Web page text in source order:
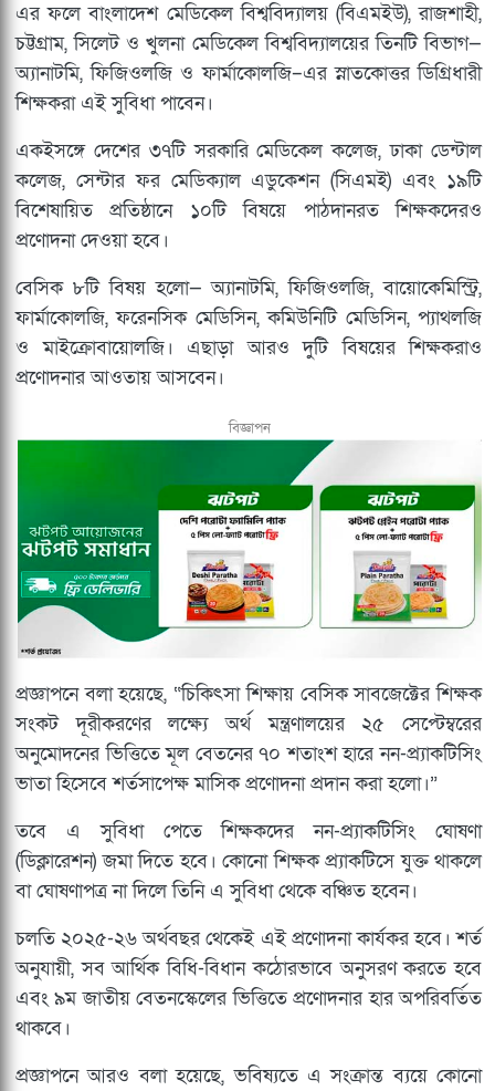
এর ফলে বাংলাদেশ মেডিকেল বিশ্ববিদ্যালয় (বিএমইউ), রাজশাহী,
চট্টগ্রাম, সিলেট ও খুলনা মেডিকেল বিশ্ববিদ্যালয়ের তিনটি বিভাগ—
অ্যানাটমি, ফিজিওলজি ও ফার্মাকোলজি–এর স্নাতকোত্তর ডিগ্রিধারী
শিক্ষকরা এই সুবিধা পাবেন।
একইসঙ্গে দেশের ৩৭টি সরকারি মেডিকেল কলেজ, ঢাকা ডেন্টাল
কলেজ, সেন্টার ফর মেডিক্যাল এডুকেশন (সিএমই) এবং ১৯টি
বিশেষায়িত প্রতিষ্ঠানে ১০টি বিষয়ে পাঠদানরত শিক্ষকদেরও
প্রণোদনা দেওয়া হবে।
বেসিক ৮টি বিষয় হলো— অ্যানাটমি, ফিজিওলজি, বায়োকেমিস্ট্রি,
ফার্মাকোলজি, ফরেনসিক মেডিসিন, কমিউনিটি মেডিসিন, প্যাথলজি
ও মাইক্রোবায়োলজি। এছাড়া আরও দুটি বিষয়ের শিক্ষকরাও
প্রণোদনার আওতায় আসবেন।
বিজ্ঞাপন
প্রজ্ঞাপনে বলা হয়েছে, “চিকিৎসা শিক্ষায় বেসিক সাবজেক্টের শিক্ষক
সংকট দূরীকরণের লক্ষ্যে অর্থ মন্ত্রণালয়ের ২৫ সেপ্টেম্বরের
অনুমোদনের ভিত্তিতে মূল বেতনের ৭০ শতাংশ হারে নন-প্র্যাকটিসিং
ভাতা হিসেবে শর্তসাপেক্ষ মাসিক প্রণোদনা প্রদান করা হলো।”
তবে এ সুবিধা পেতে শিক্ষকদের নন-প্র্যাকটিসিং ঘোষণা
(ডিক্লারেশন) জমা দিতে হবে। কোনো শিক্ষক প্র্যাকটিসে যুক্ত থাকলে
বা ঘোষণাপত্র না দিলে তিনি এ সুবিধা থেকে বঞ্চিত হবেন।
চলতি ২০২৫-২৬ অর্থবছর থেকেই এই প্রণোদনা কার্যকর হবে। শর্ত
অনুযায়ী, সব আর্থিক বিধি-বিধান কঠোরভাবে অনুসরণ করতে হবে
এবং ৯ম জাতীয় বেতনস্কেলের ভিত্তিতে প্রণোদনার হার অপরিবর্তিত
থাকবে।
প্রজ্ঞাপনে আরও বলা হয়েছে, ভবিষ্যতে এ সংক্রান্ত ব্যয়ে কোনো